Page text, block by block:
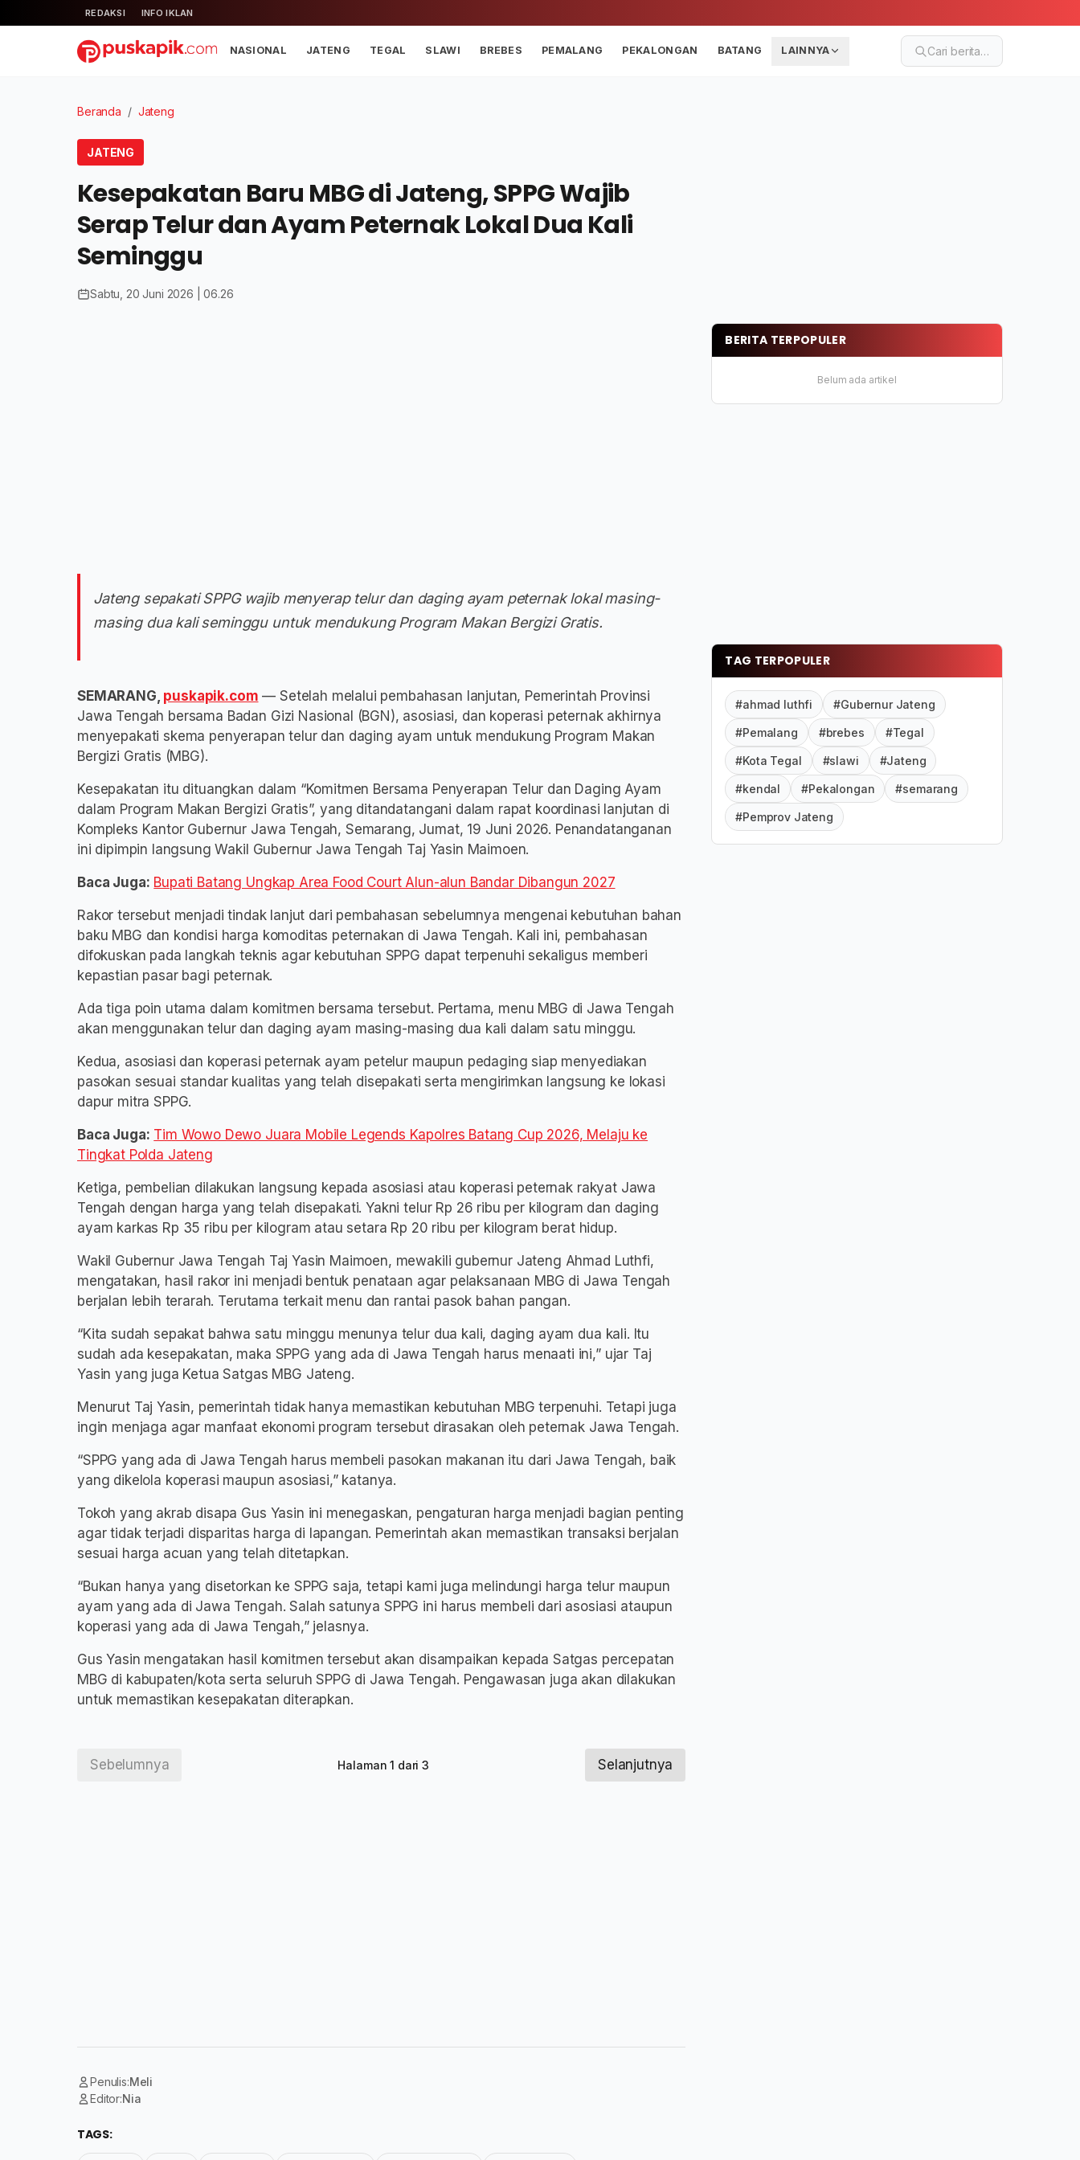
REDAKSI INFO IKLAN
NASIONAL JATENG TEGAL SLAWI BREBES PEMALANG PEKALONGAN BATANG LAINNYA Cari berita…
Beranda / Jateng
JATENG
Kesepakatan Baru MBG di Jateng, SPPG Wajib
Serap Telur dan Ayam Peternak Lokal Dua Kali
Seminggu
Sabtu, 20 Juni 2026 | 06.26
Jateng sepakati SPPG wajib menyerap telur dan daging ayam peternak lokal masing-
masing dua kali seminggu untuk mendukung Program Makan Bergizi Gratis.
SEMARANG, puskapik.com — Setelah melalui pembahasan lanjutan, Pemerintah Provinsi
Jawa Tengah bersama Badan Gizi Nasional (BGN), asosiasi, dan koperasi peternak akhirnya
menyepakati skema penyerapan telur dan daging ayam untuk mendukung Program Makan
Bergizi Gratis (MBG).
Kesepakatan itu dituangkan dalam “Komitmen Bersama Penyerapan Telur dan Daging Ayam
dalam Program Makan Bergizi Gratis”, yang ditandatangani dalam rapat koordinasi lanjutan di
Kompleks Kantor Gubernur Jawa Tengah, Semarang, Jumat, 19 Juni 2026. Penandatanganan
ini dipimpin langsung Wakil Gubernur Jawa Tengah Taj Yasin Maimoen.
Baca Juga: Bupati Batang Ungkap Area Food Court Alun-alun Bandar Dibangun 2027
Rakor tersebut menjadi tindak lanjut dari pembahasan sebelumnya mengenai kebutuhan bahan
baku MBG dan kondisi harga komoditas peternakan di Jawa Tengah. Kali ini, pembahasan
difokuskan pada langkah teknis agar kebutuhan SPPG dapat terpenuhi sekaligus memberi
kepastian pasar bagi peternak.
Ada tiga poin utama dalam komitmen bersama tersebut. Pertama, menu MBG di Jawa Tengah
akan menggunakan telur dan daging ayam masing-masing dua kali dalam satu minggu.
Kedua, asosiasi dan koperasi peternak ayam petelur maupun pedaging siap menyediakan
pasokan sesuai standar kualitas yang telah disepakati serta mengirimkan langsung ke lokasi
dapur mitra SPPG.
Baca Juga: Tim Wowo Dewo Juara Mobile Legends Kapolres Batang Cup 2026, Melaju ke
Tingkat Polda Jateng
Ketiga, pembelian dilakukan langsung kepada asosiasi atau koperasi peternak rakyat Jawa
Tengah dengan harga yang telah disepakati. Yakni telur Rp 26 ribu per kilogram dan daging
ayam karkas Rp 35 ribu per kilogram atau setara Rp 20 ribu per kilogram berat hidup.
Wakil Gubernur Jawa Tengah Taj Yasin Maimoen, mewakili gubernur Jateng Ahmad Luthfi,
mengatakan, hasil rakor ini menjadi bentuk penataan agar pelaksanaan MBG di Jawa Tengah
berjalan lebih terarah. Terutama terkait menu dan rantai pasok bahan pangan.
“Kita sudah sepakat bahwa satu minggu menunya telur dua kali, daging ayam dua kali. Itu
sudah ada kesepakatan, maka SPPG yang ada di Jawa Tengah harus menaati ini,” ujar Taj
Yasin yang juga Ketua Satgas MBG Jateng.
Menurut Taj Yasin, pemerintah tidak hanya memastikan kebutuhan MBG terpenuhi. Tetapi juga
ingin menjaga agar manfaat ekonomi program tersebut dirasakan oleh peternak Jawa Tengah.
“SPPG yang ada di Jawa Tengah harus membeli pasokan makanan itu dari Jawa Tengah, baik
yang dikelola koperasi maupun asosiasi,” katanya.
Tokoh yang akrab disapa Gus Yasin ini menegaskan, pengaturan harga menjadi bagian penting
agar tidak terjadi disparitas harga di lapangan. Pemerintah akan memastikan transaksi berjalan
sesuai harga acuan yang telah ditetapkan.
“Bukan hanya yang disetorkan ke SPPG saja, tetapi kami juga melindungi harga telur maupun
ayam yang ada di Jawa Tengah. Salah satunya SPPG ini harus membeli dari asosiasi ataupun
koperasi yang ada di Jawa Tengah,” jelasnya.
Gus Yasin mengatakan hasil komitmen tersebut akan disampaikan kepada Satgas percepatan
MBG di kabupaten/kota serta seluruh SPPG di Jawa Tengah. Pengawasan juga akan dilakukan
untuk memastikan kesepakatan diterapkan.
Sebelumnya Halaman 1 dari 3 Selanjutnya
Penulis:Meli
Editor:Nia
TAGS:
BERITA TERPOPULER
Belum ada artikel
TAG TERPOPULER
#ahmad luthfi #Gubernur Jateng
#Pemalang #brebes #Tegal
#Kota Tegal #slawi #Jateng
#kendal #Pekalongan #semarang
#Pemprov Jateng